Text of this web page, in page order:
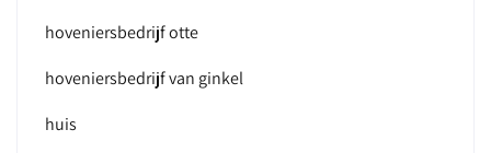
hoveniersbedrijf otte
hoveniersbedrijf van ginkel
huis